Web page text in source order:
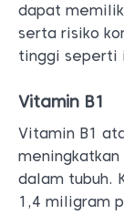
dapat
serta risiko
tinggi seperti
Vitamin B1
Vitamin B1
dalam tubuh.
1,4 miligram